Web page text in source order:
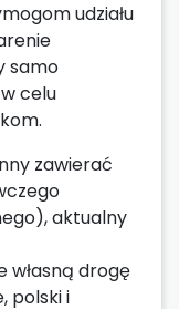
udziału
samo
celu
zawierać
aktualny
własną drogę
polski i